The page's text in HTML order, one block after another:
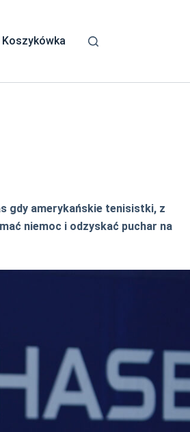
Koszykówka
gdy amerykańskie tenisistki, z
niemoc i odzyskać puchar na